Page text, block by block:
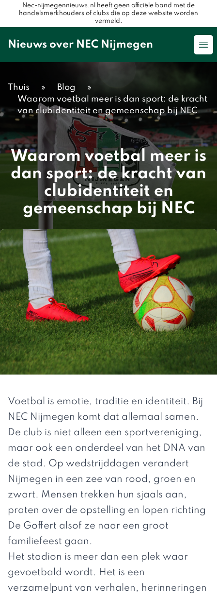
Nec-nijmegennieuws.nl heeft geen officiële band met de
handelsmerkhouders of clubs die op deze website worden
vermeld.
Nieuws over NEC Nijmegen
Thuis » Blog
»
Waarom voetbal meer is dan sport: de kracht
van clubidentiteit en gemeenschap bij NEC
Waarom voetbal meer is
dan sport: de kracht van
clubidentiteit en
gemeenschap bij NEC
Voetbal is emotie, traditie en identiteit. Bij
NEC Nijmegen komt dat allemaal samen.
De club is niet alleen een sportvereniging,
maar ook een onderdeel van het DNA van
de stad. Op wedstrijddagen verandert
Nijmegen in een zee van rood, groen en
zwart. Mensen trekken hun sjaals aan,
praten over de opstelling en lopen richting
De Goffert alsof ze naar een groot
familiefeest gaan.
Het stadion is meer dan een plek waar
gevoetbald wordt. Het is een
verzamelpunt van verhalen, herinneringen